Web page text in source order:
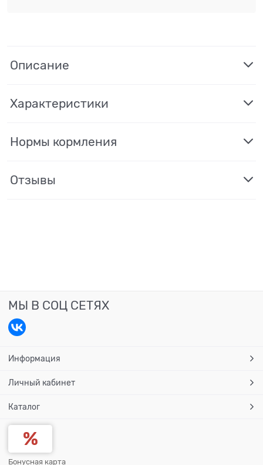
Описание
Характеристики
Нормы кормления
Отзывы
МЫ В СОЦ СЕТЯХ
Информация
Личный кабинет
Каталог
Бонусная карта